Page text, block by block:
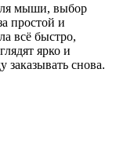
мыши, выбор
простой и
всё быстро,
ярко и
заказывать снова.